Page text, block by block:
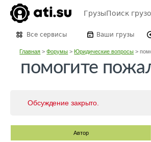
ГрузыПоиск
Все сервисы Ваши грузы
Главная >Форумы >Юридические вопросы >
помогите
Обсуждение закрыто.
Автор